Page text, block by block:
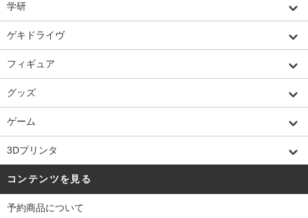
学研
ゲキドライヴ
フィギュア
グッズ
ゲーム
3Dプリンタ
コンテンツを見る
予約商品について